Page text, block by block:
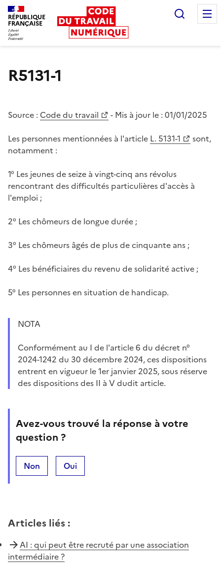
RÉPUBLIQUE
FRANÇAISE
R5131-1
Source : Code du travail - Mis à jour le : 01/01/2025
Les personnes mentionnées à l'article L. 5131-1
sont,
notamment :
1° Les jeunes de seize à vingt-cinq ans révolus
rencontrant des difficultés particulières d'accès à
l'emploi ;
2° Les chômeurs de longue durée ;
3° Les chômeurs âgés de plus de cinquante ans ;
4° Les bénéficiaires du revenu de solidarité active ;
5° Les personnes en situation de handicap.
NOTA
Conformément au I de l'article 6 du décret n°
2024-1242 du 30 décembre 2024, ces dispositions
entrent en vigueur le 1er janvier 2025, sous réserve
des dispositions des II à V dudit article.
Avez-vous trouvé la réponse à votre
question ?
Non Oui
Articles liés :
AI : qui peut être recruté par une association
intermédiaire ?